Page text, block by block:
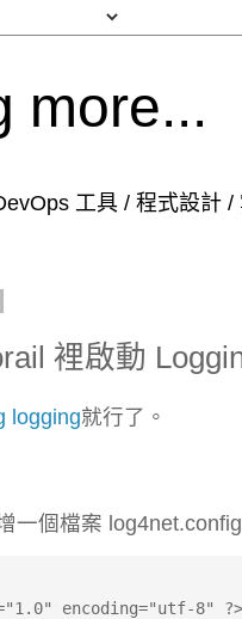
more...
工具 / 程式設計 /
裡啟動
logging就行了。
一個檔案 log4net.config
encoding="utf-8" ?>